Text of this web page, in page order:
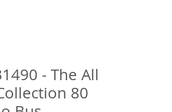
- The All
80